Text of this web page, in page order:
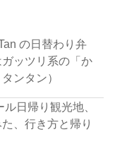
の日替わり弁
ッツリ系の「か
ンタン）
ル日帰り観光地、
、行き方と帰り